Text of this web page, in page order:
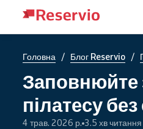
Головна / Блог Reservio /
Заповнюйте
пілатесу
4 трав. 2026 р. 3.5 хв читання